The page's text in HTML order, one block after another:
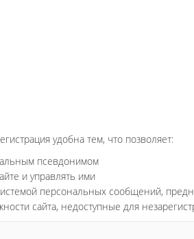
удобна тем, что позволяет:
псевдонимом
и управлять ими
персональных сообщений,
сайта, недоступные для